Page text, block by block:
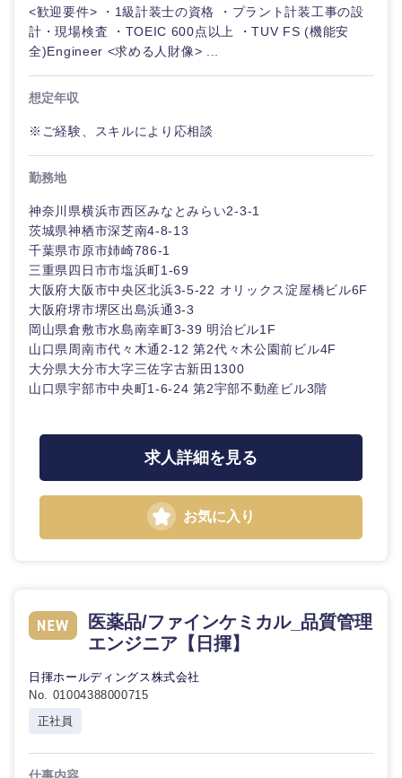
岡山県 広島県
山口県 徳島県
香川県
<歓迎要件> ・1級計装士の資格 ・プラント計装工事の設
計・現場検査 ・TOEIC 600点以上 ・TUV FS (機能安
全)Engineer <求める人財像> ...
想定年収
※ご経験、スキルにより応相談
勤務地
神奈川県横浜市西区みなとみらい2-3-1
茨城県神栖市深芝南4-8-13
千葉県市原市姉崎786-1
三重県四日市市塩浜町1-69
大阪府大阪市中央区北浜3-5-22 オリックス淀屋橋ビル6F
大阪府堺市堺区出島浜通3-3
岡山県倉敷市水島南幸町3-39 明治ビル1F
山口県周南市代々木通2-12 第2代々木公園前ビル4F
大分県大分市大字三佐字古新田1300
山口県宇部市中央町1-6-24 第2宇部不動産ビル3階
求人詳細を見る
お気に入り
医薬品/ファインケミカル_品質管理
エンジニア【日揮】
日揮ホールディングス株式会社
No. 01004388000715
正社員